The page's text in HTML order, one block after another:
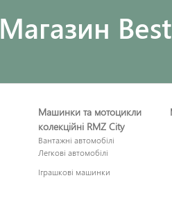
Maгазин
Машинки та мотоцикли
колекційні RMZ City
Вантажні автомобілі
Легкові автомобілі
Іграшкові машинки